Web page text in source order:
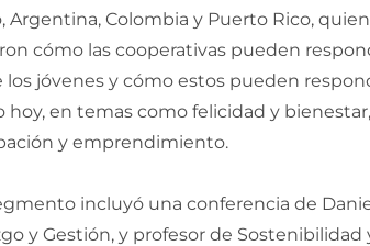
Argentina, Colombia y Puerto Rico,
cómo las cooperativas pueden
los jóvenes y cómo estos pueden
hoy, en temas como felicidad y
y emprendimiento.
incluyó una conferencia de
y Gestión, y profesor de